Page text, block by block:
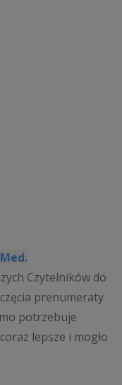
Czytelników do
prenumeraty
potrzebuje
lepsze i mogło